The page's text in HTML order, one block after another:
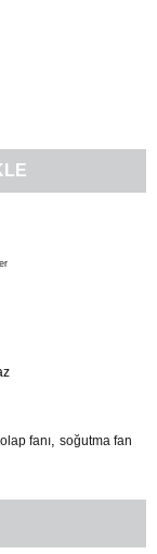
fanı soğutma fan